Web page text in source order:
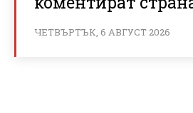
ЧЕТВЪРТЪК, 6 АВГУСТ 2026